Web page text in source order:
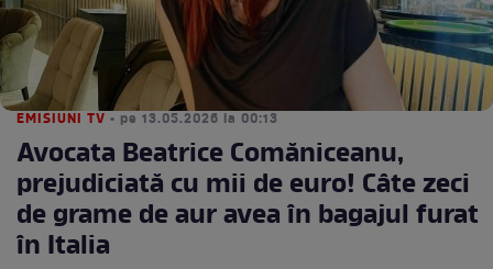
EMISIUNI TV • pe 13.05.2026 la 00:13
Avocata Beatrice Comăniceanu,
prejudiciată cu mii de euro! Câte zeci
de grame de aur avea în bagajul furat
în Italia